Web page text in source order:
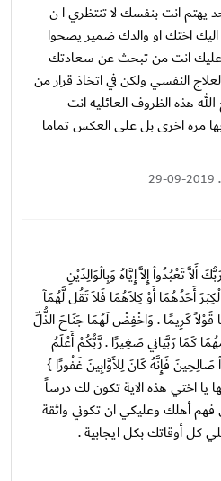
يهتم انت بنفسك لا تنتظري ا ن
اختك او والدك ضمير يصحوا
عليك انت من تبحث عن سعادتك
النفسي ولكن في اتخاذ قرار من
هذه الظروف العائليه انت
مره اخرى بل على العكس تماما
.
29-09-2019
تَعْبُدُواْ إِلاَّ إِيَّاهُ وَبِالْوَالِدَيْنِ
أَحَدُهُمَا أَوْ كِلاَهُمَا فَلاَ تَقُل لَّهُمَآ
قَوْلاً كَرِيمًا . وَاخْفِضْ لَهُمَا جَنَاحَ الذُّلِّ
كَمَا رَبَّيَانِي صَغِيرًا . رَّبُّكُمْ أَعْلَمُ
فَإِنَّهُ كَانَ لِلأَوَّابِينَ غَفُورًا }
يا اختي هذه الاية تكون لك درساً
أهلك وعليكي ان تكوني واثقة
كل أوقاتك بكل ايجابية .